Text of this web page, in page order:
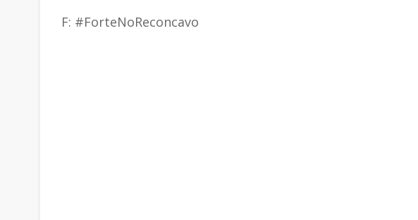
F: #ForteNoReconcavo